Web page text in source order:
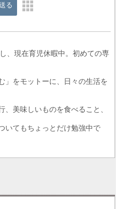
る
、現在育児休暇中。初めての専
」をモットーに、日々の生活を
美味しいものを食べること、
いてもちょっとだけ勉強中で